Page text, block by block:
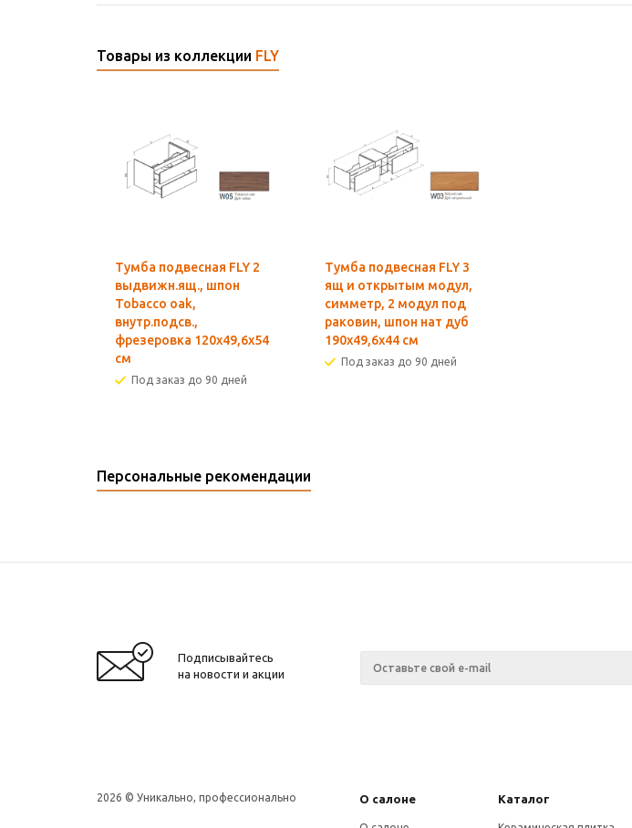
Товары из коллекции FLY
Тумба подвесная FLY 2
выдвижн.ящ., шпон
Tobacco oak,
внутр.подсв.,
фрезеровка 120х49,6х54
см
Под заказ до 90 дней
Тумба подвесная FLY 3
ящ и открытым модул,
симметр, 2 модул под
раковин, шпон нат дуб
190x49,6x44 см
Под заказ до 90 дней
Персональные рекомендации
Подписывайтесь
на новости и акции
2026 © Уникально, профессионально О салоне Каталог